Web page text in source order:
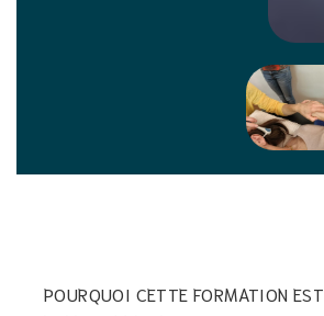
POURQUOI CETTE FORMATION EST